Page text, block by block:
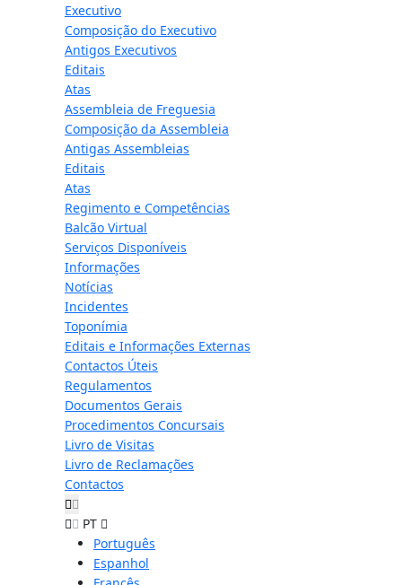
Executivo
Composição do Executivo
Antigos Executivos
Editais
Atas
Assembleia de Freguesia
Composição da Assembleia
Antigas Assembleias
Editais
Atas
Regimento e Competências
Balcão Virtual
Serviços Disponíveis
Informações
Notícias
Incidentes
Toponímia
Editais e Informações Externas
Contactos Úteis
Regulamentos
Documentos Gerais
Procedimentos Concursais
Livro de Visitas
Livro de Reclamações
Contactos
PT
Português
Espanhol